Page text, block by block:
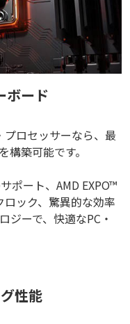
ボード
プロセッサーなら、最
構築可能です。
ポート、AMD EXPO™
ック、驚異的な効率
ジーで、快適なPC・
性能